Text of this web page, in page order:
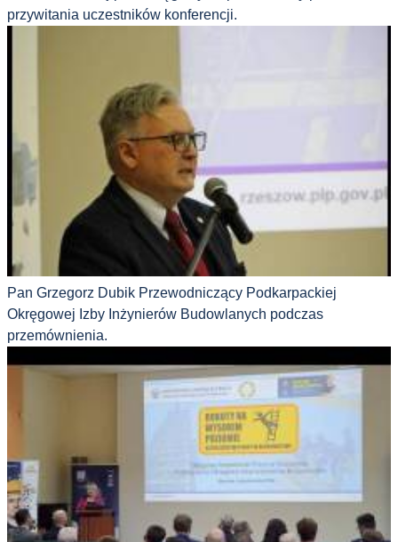
przywitania uczestników konferencji.
Pan Grzegorz Dubik Przewodniczący Podkarpackiej
Okręgowej Izby Inżynierów Budowlanych podczas
przemównienia.